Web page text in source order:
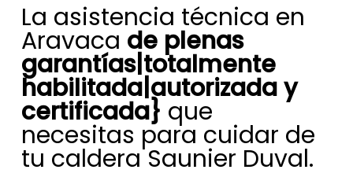
La asistencia técnica en
Aravaca de plenas
garantías|totalmente
habilitada|autorizada y
certificada} que
necesitas para cuidar de
tu caldera Saunier Duval.